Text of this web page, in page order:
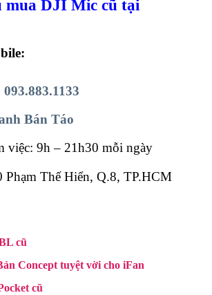
mua DJI Mic cũ tại
093.883.1133
Bán Táo
việc: 9h – 21h30 mỗi ngày
Phạm Thế Hiển, Q.8, TP.HCM
cũ
Concept tuyệt vời cho iFan
cũ